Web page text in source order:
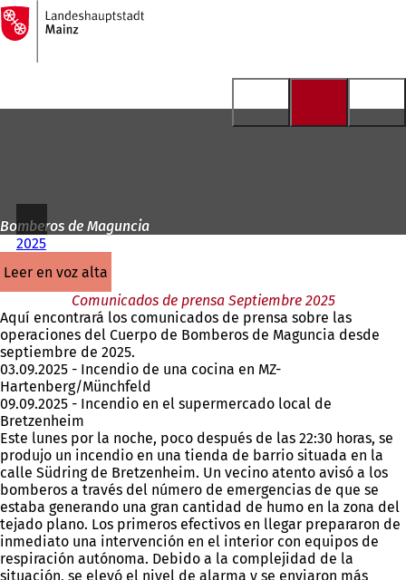
Saltar al contenido
A
la
página
Bomberos de Maguncia
2025
leer en voz alta
Comunicados de prensa Septiembre 2025
Aquí encontrará los comunicados de prensa sobre las
operaciones del Cuerpo de Bomberos de Maguncia desde
septiembre de 2025.
03.09.2025 - Incendio de una cocina en MZ-
Hartenberg/Münchfeld
09.09.2025 - Incendio en el supermercado local de
Bretzenheim
Este lunes por la noche, poco después de las 22:30 horas, se
produjo un incendio en una tienda de barrio situada en la
calle Südring de Bretzenheim. Un vecino atento avisó a los
bomberos a través del número de emergencias de que se
estaba generando una gran cantidad de humo en la zona del
tejado plano. Los primeros efectivos en llegar prepararon de
inmediato una intervención en el interior con equipos de
respiración autónoma. Debido a la complejidad de la
situación, se elevó el nivel de alarma y se enviaron más